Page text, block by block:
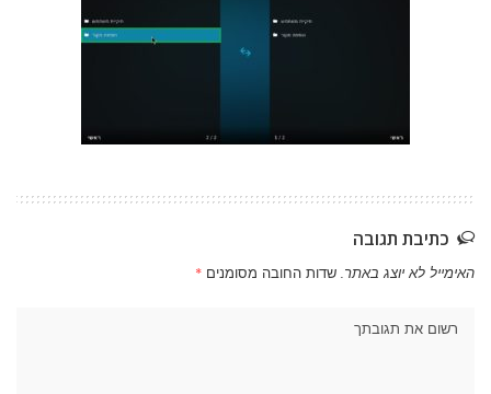
כתיבת תגובה
האימייל לא יוצג באתר. שדות החובה מסומנים *